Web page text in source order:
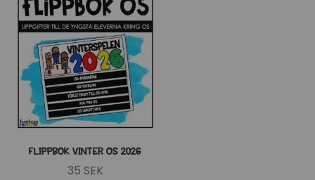
FLIPPBOK VINTER OS 2026
35 SEK